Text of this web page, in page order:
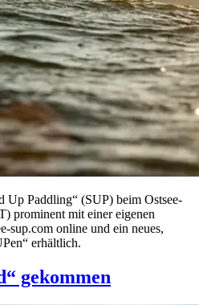
Up Paddling“ (SUP) beim Ostsee-
prominent mit einer eigenen
sup.com online und ein neues,
erhältlich.
gekommen